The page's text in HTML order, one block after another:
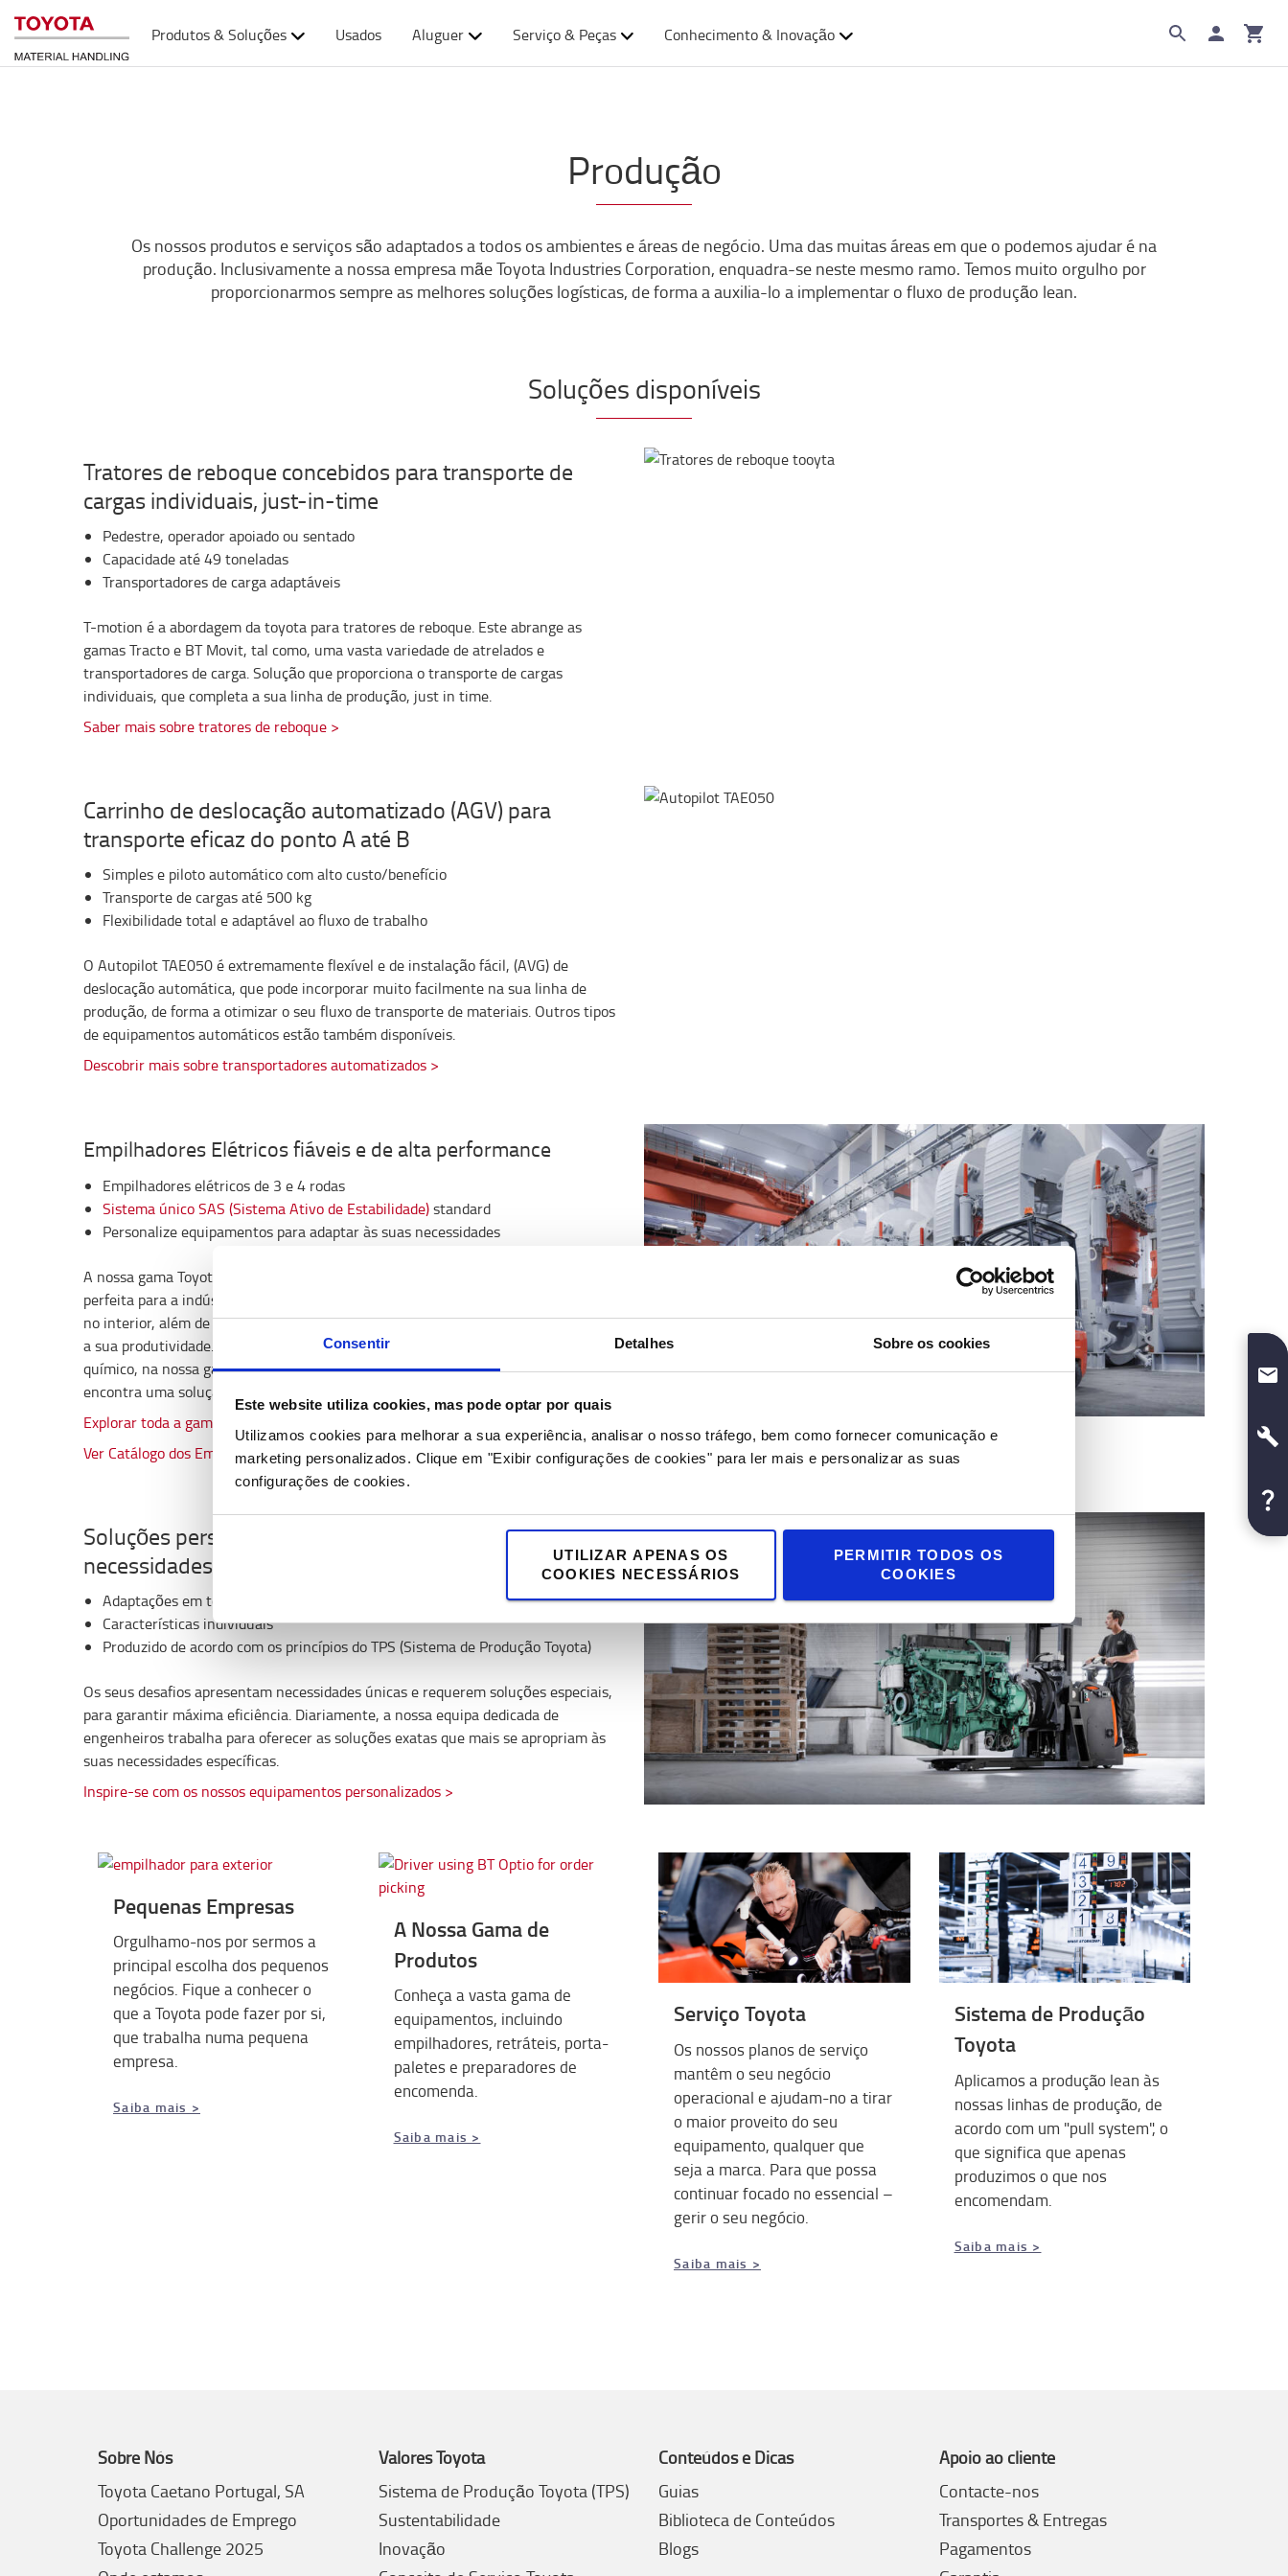
Consentir Detalhes Sobre os cookies
Este website utiliza cookies, mas pode optar por quais
Utilizamos cookies para melhorar a sua experiência, analisar o nosso tráfego, bem como fornecer comunicação e
marketing personalizados. Clique em "Exibir configurações de cookies" para ler mais e personalizar as suas
configurações de cookies.
UTILIZAR APENAS OS
COOKIES NECESSÁRIOS
PERMITIR TODOS OS
COOKIES
Produtos & Soluções Usados Aluguer Serviço & Peças Conhecimento & Inovação
Produção
Os nossos produtos e serviços são adaptados a todos os ambientes e áreas de negócio. Uma das muitas áreas em que o podemos ajudar é na
produção. Inclusivamente a nossa empresa mãe Toyota Industries Corporation, enquadra-se neste mesmo ramo. Temos muito orgulho por
proporcionarmos sempre as melhores soluções logísticas, de forma a auxilia-lo a implementar o fluxo de produção lean.
Soluções disponíveis
Tratores de reboque concebidos para transporte de
cargas individuais, just-in-time
Pedestre, operador apoiado ou sentado
Capacidade até 49 toneladas
Transportadores de carga adaptáveis
T-motion é a abordagem da toyota para tratores de reboque. Este abrange as
gamas Tracto e BT Movit, tal como, uma vasta variedade de atrelados e
transportadores de carga. Solução que proporciona o transporte de cargas
individuais, que completa a sua linha de produção, just in time.
Saber mais sobre tratores de reboque >
Carrinho de deslocação automatizado (AGV) para
transporte eficaz do ponto A até B
Simples e piloto automático com alto custo/benefício
Transporte de cargas até 500 kg
Flexibilidade total e adaptável ao fluxo de trabalho
O Autopilot TAE050 é extremamente flexível e de instalação fácil, (AVG) de
deslocação automática, que pode incorporar muito facilmente na sua linha de
produção, de forma a otimizar o seu fluxo de transporte de materiais. Outros tipos
de equipamentos automáticos estão também disponíveis.
Descobrir mais sobre transportadores automatizados >
Empilhadores Elétricos fiáveis e de alta performance
Empilhadores elétricos de 3 e 4 rodas
Sistema único SAS (Sistema Ativo de Estabilidade)standard
Personalize equipamentos para adaptar às suas necessidades
A nossa gama Toyota Traigo de empilhadores contrabalançados elétricos é
perfeita para a indústria de produção. Com energia elétrica limpa para operações
no interior, além de alta visibilidade e manobrabilidade excelentes, para aumentar
a sua produtividade. Desde a produção de material pesado ao prossessamento
químico, na nossa gama Traigo equipada com diferentes acessórios possíveis,
encontra uma solução que se destaca em segurança e ergonomia.
Explorar toda a gama de empilhadores Elétricos Toyota >
Ver Catálogo dos Empilhadores Elétricos para a indústria da Produção >
Soluções personalizadas que se adaptam às suas
necessidades especiais
Adaptações em todos os modelos
Características individuais
Produzido de acordo com os princípios do TPS (Sistema de Produção Toyota)
Os seus desafios apresentam necessidades únicas e requerem soluções especiais,
para garantir máxima eficiência. Diariamente, a nossa equipa dedicada de
engenheiros trabalha para oferecer as soluções exatas que mais se apropriam às
suas necessidades específicas.
Inspire-se com os nossos equipamentos personalizados >
Pequenas Empresas
Orgulhamo-nos por sermos a
principal escolha dos pequenos
negócios. Fique a conhecer o
que a Toyota pode fazer por si,
que trabalha numa pequena
empresa.
Saiba mais >
A Nossa Gama de
Produtos
Conheça a vasta gama de
equipamentos, incluindo
empilhadores, retráteis, porta-
paletes e preparadores de
encomenda.
Saiba mais >
Serviço Toyota
Os nossos planos de serviço
mantêm o seu negócio
operacional e ajudam-no a tirar
o maior proveito do seu
equipamento, qualquer que
seja a marca. Para que possa
continuar focado no essencial –
gerir o seu negócio.
Saiba mais >
Sistema de Produção
Toyota
Aplicamos a produção lean às
nossas linhas de produção, de
acordo com um "pull system", o
que significa que apenas
produzimos o que nos
encomendam.
Saiba mais >
Sobre Nós
Toyota Caetano Portugal, SA
Oportunidades de Emprego
Toyota Challenge 2025
Valores Toyota
Sistema de Produção Toyota (TPS)
Sustentabilidade
Inovação
Conteúdos e Dicas
Guias
Biblioteca de Conteúdos
Blogs
Apoio ao cliente
Contacte-nos
Transportes & Entregas
Pagamentos